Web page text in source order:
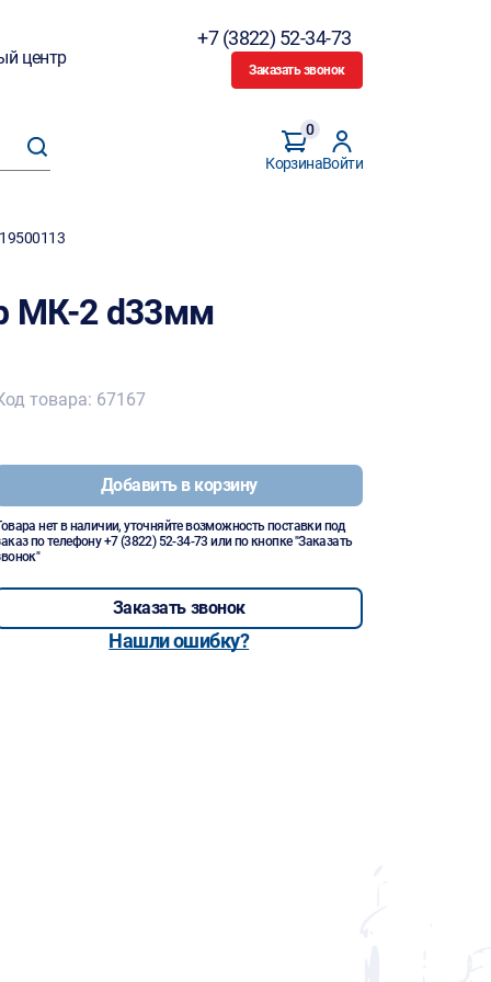
центр
+7 (3822) 52-34-73
Заказать звонок
Корзина
0
Войти
МК-2 d33мм
товара: 67167
Добавить в корзину
нет в наличии, уточняйте возможность поставки под
по телефону+7 (3822) 52-34-73 или по кнопке "Заказать
Заказать звонок
Нашли ошибку?